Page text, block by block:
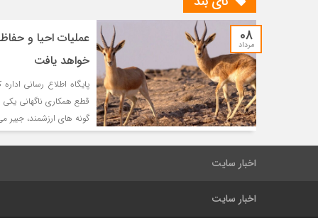
08
مرداد
عملیات احیا و
خواهد یافت
پایگاه اطلاع رسانی
قطع همکاری ناگهانی
گونه های ارزشمند،
اخبار سایت
اخبار سایت